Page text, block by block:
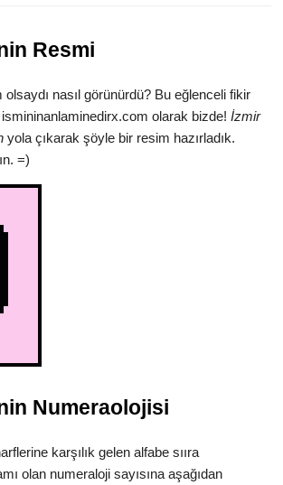
Resmi
nasıl görünürdü? Bu eğlenceli fikir
ismininanlaminedirx.com olarak bizde!İzmir
yola çıkarak şöyle bir resim hazırladık.
=)
Numeraolojisi
karşılık gelen alfabe sııra
olan numeraloji sayısına aşağıdan